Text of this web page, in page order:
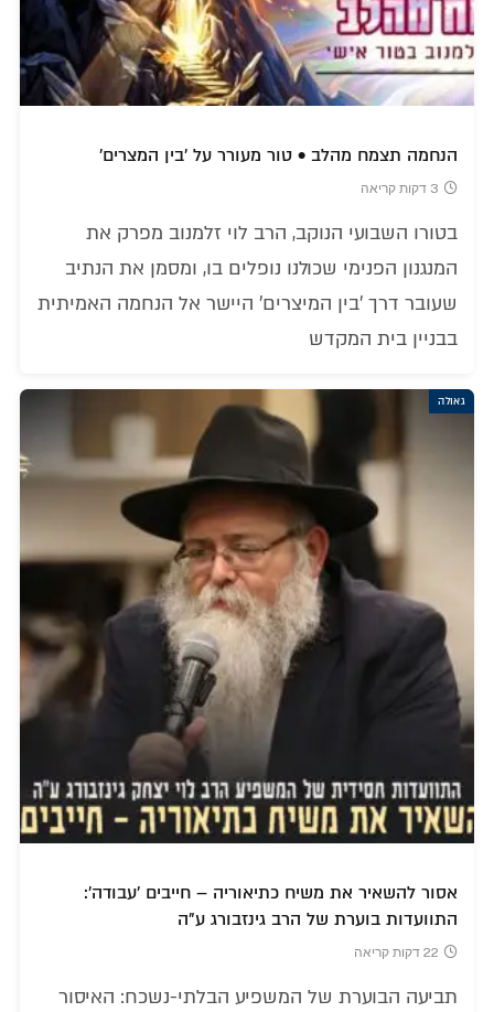
הנחמה תצמח מהלב • טור מעורר על 'בין המצרים'
3 דקות קריאה
בטורו השבועי הנוקב, הרב לוי זלמנוב מפרק את
המנגנון הפנימי שכולנו נופלים בו, ומסמן את הנתיב
שעובר דרך 'בין המיצרים' היישר אל הנחמה האמיתית
בבניין בית המקדש
גאולה
אסור להשאיר את משיח כתיאוריה – חייבים 'עבודה':
התוועדות בוערת של הרב גינזבורג ע"ה
22 דקות קריאה
תביעה הבוערת של המשפיע הבלתי-נשכח: האיסור